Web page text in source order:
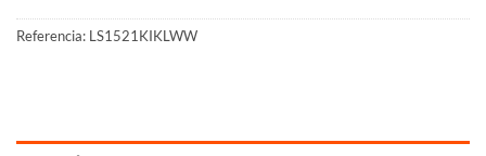
Referencia: LS1521KIKLWW